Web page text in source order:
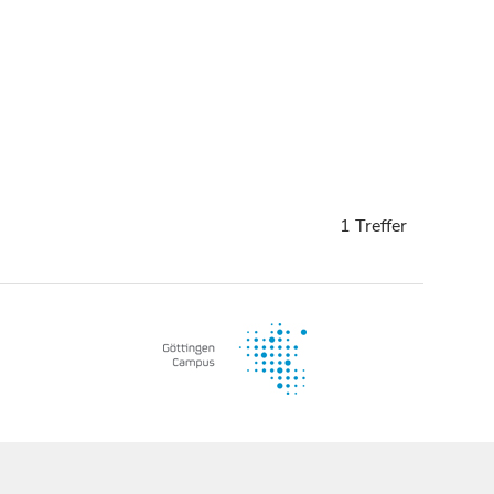
1 Treffer